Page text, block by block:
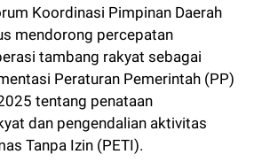
Koordinasi Pimpinan Daerah
mendorong percepatan
tambang rakyat sebagai
Peraturan Pemerintah (PP)
tentang penataan
dan pengendalian aktivitas
Tanpa Izin (PETI).